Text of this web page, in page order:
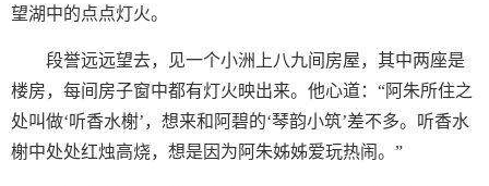
望湖中的点点灯火。
段誉远远望去，见一个小洲上八九间房屋，其中两座是
楼房，每间房子窗中都有灯火映出来。他心道：“阿朱所住之
处叫做‘听香水榭’，想来和阿碧的‘琴韵小筑’差不多。听香水
榭中处处红烛高烧，想是因为阿朱姊姊爱玩热闹。”